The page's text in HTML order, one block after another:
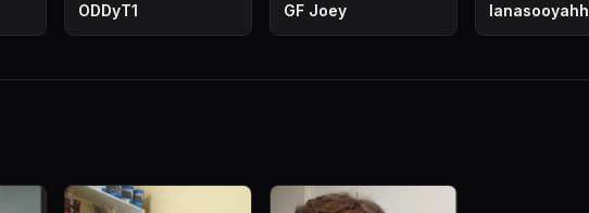
ODDyT1 GF Joey lanasooyahh